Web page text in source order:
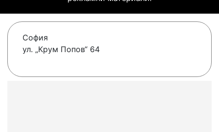
София
ул. „Крум Попов“ 64